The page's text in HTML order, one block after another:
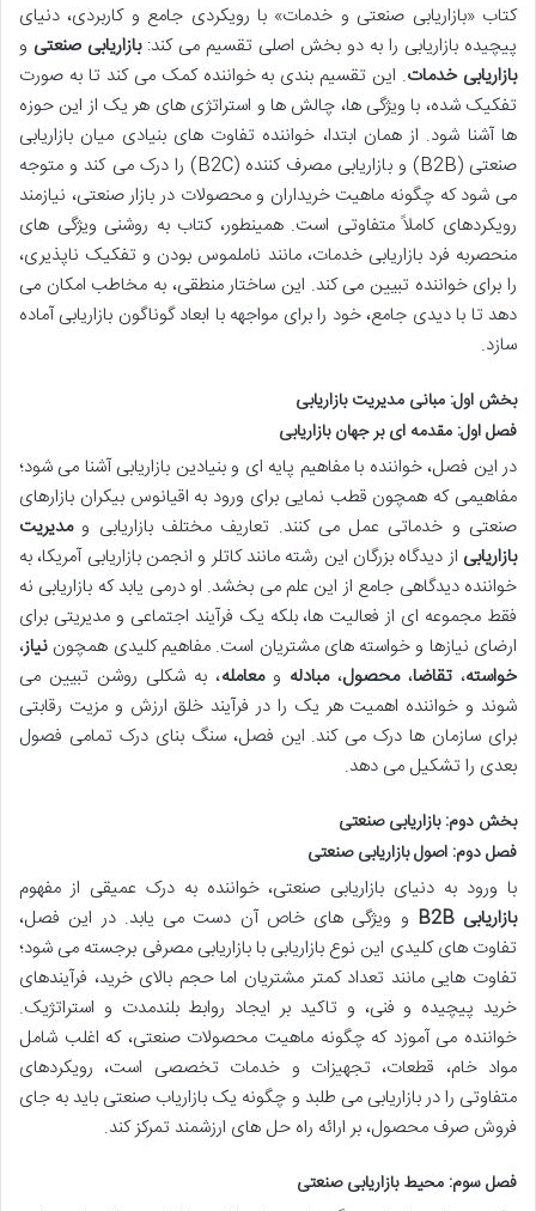
کتاب «بازاریابی صنعتی و خدمات» با رویکردی جامع و کاربردی، دنیای
پیچیده بازاریابی را به دو بخش اصلی تقسیم می کند:بازاریابی صنعتی و
بازاریابی خدمات. این تقسیم بندی به خواننده کمک می کند تا به صورت
تفکیک شده، با ویژگی ها، چالش ها و استراتژی های هر یک از این حوزه
ها آشنا شود. از همان ابتدا، خواننده تفاوت های بنیادی میان بازاریابی
صنعتی (B2B) و بازاریابی مصرف کننده (B2C) را درک می کند و متوجه
می شود که چگونه ماهیت خریداران و محصولات در بازار صنعتی، نیازمند
رویکردهای کاملاً متفاوتی است. همینطور، کتاب به روشنی ویژگی های
منحصربه فرد بازاریابی خدمات، مانند ناملموس بودن و تفکیک ناپذیری،
را برای خواننده تبیین می کند. این ساختار منطقی، به مخاطب امکان می
دهد تا با دیدی جامع، خود را برای مواجهه با ابعاد گوناگون بازاریابی آماده
سازد.
بخش اول: مبانی مدیریت بازاریابی
فصل اول: مقدمه ای بر جهان بازاریابی
در این فصل، خواننده با مفاهیم پایه ای و بنیادین بازاریابی آشنا می شود؛
مفاهیمی که همچون قطب نمایی برای ورود به اقیانوس بیکران بازارهای
صنعتی و خدماتی عمل می کنند. تعاریف مختلف بازاریابی ومدیریت
بازاریابی از دیدگاه بزرگان این رشته مانند کاتلر و انجمن بازاریابی آمریکا، به
خواننده دیدگاهی جامع از این علم می بخشد. او درمی یابد که بازاریابی نه
فقط مجموعه ای از فعالیت ها، بلکه یک فرآیند اجتماعی و مدیریتی برای
ارضای نیازها و خواسته های مشتریان است. مفاهیم کلیدی همچون نیاز،
خواسته،تقاضا،محصول،مبادله ومعامله، به شکلی روشن تبیین می
شوند و خواننده اهمیت هر یک را در فرآیند خلق ارزش و مزیت رقابتی
برای سازمان ها درک می کند. این فصل، سنگ بنای درک تمامی فصول
بعدی را تشکیل می دهد.
بخش دوم: بازاریابی صنعتی
فصل دوم: اصول بازاریابی صنعتی
با ورود به دنیای بازاریابی صنعتی، خواننده به درک عمیقی از مفهوم
بازاریابی B2B
و ویژگی های خاص آن دست می یابد. در این فصل،
تفاوت های کلیدی این نوع بازاریابی با بازاریابی مصرفی برجسته می شود؛
تفاوت هایی مانند تعداد کمتر مشتریان اما حجم بالای خرید، فرآیندهای
خرید پیچیده و فنی، و تاکید بر ایجاد روابط بلندمدت و استراتژیک.
خواننده می آموزد که چگونه ماهیت محصولات صنعتی، که اغلب شامل
مواد خام، قطعات، تجهیزات و خدمات تخصصی است، رویکردهای
متفاوتی را در بازاریابی می طلبد و چگونه یک بازاریاب صنعتی باید به جای
فروش صرف محصول، بر ارائه راه حل های ارزشمند تمرکز کند.
فصل سوم: محیط بازاریابی صنعتی